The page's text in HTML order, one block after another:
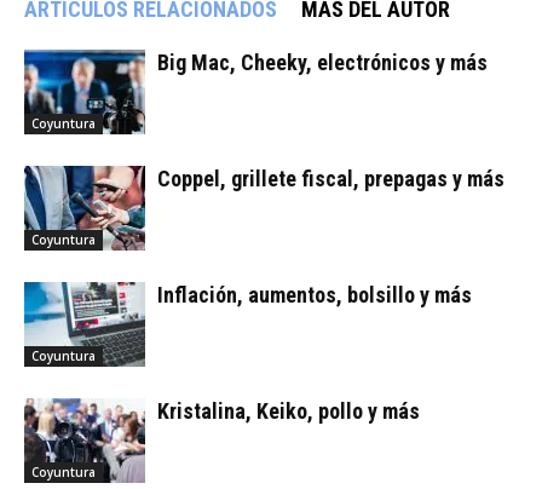
ARTÍCULOS RELACIONADOS MÁS DEL AUTOR
Coyuntura
Big Mac, Cheeky, electrónicos y más
Coyuntura
Coppel, grillete fiscal, prepagas y más
Coyuntura
Inflación, aumentos, bolsillo y más
Coyuntura
Kristalina, Keiko, pollo y más